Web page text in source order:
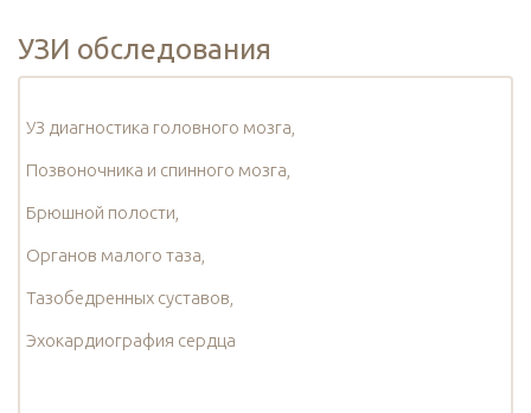
УЗИ обследования
УЗ диагностика головного мозга,
Позвоночника и спинного мозга,
Брюшной полости,
Органов малого таза,
Тазобедренных суставов,
Эхокардиография сердца